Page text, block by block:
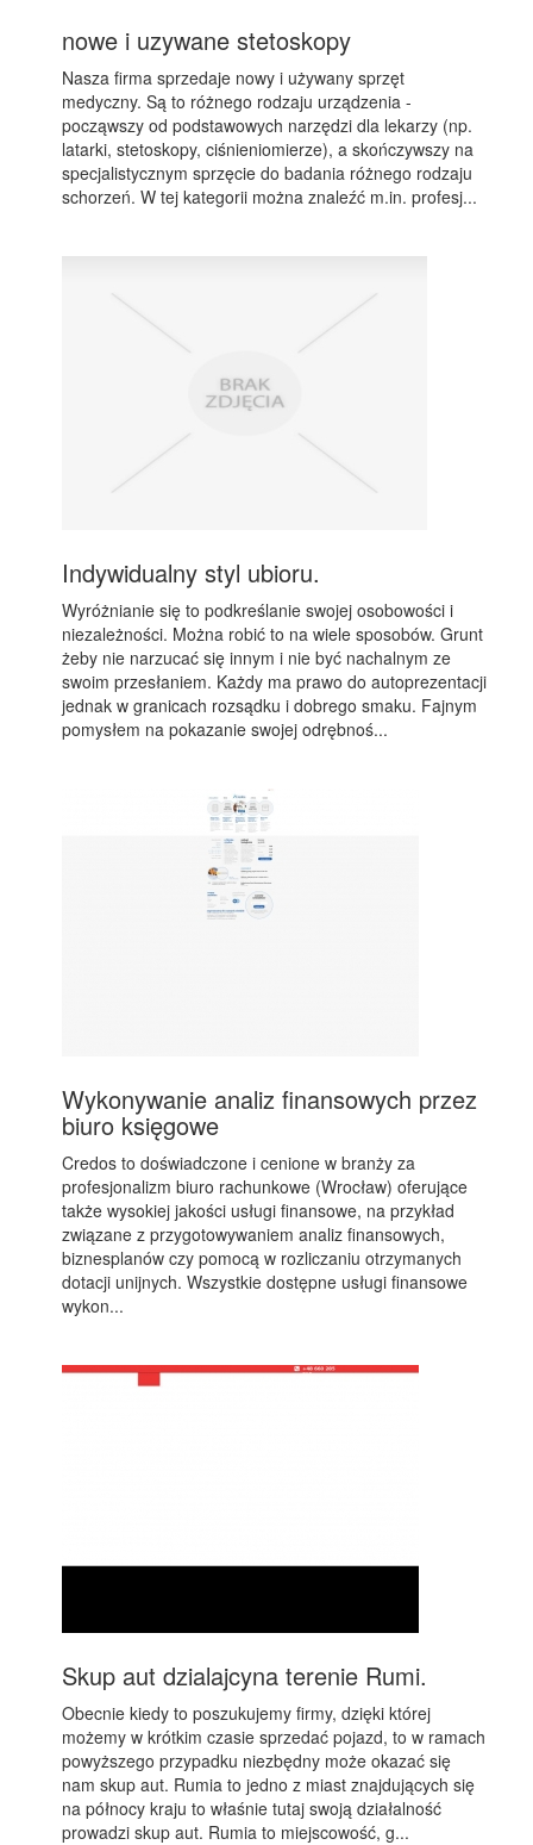
nowe i uzywane stetoskopy
Nasza firma sprzedaje nowy i używany sprzęt
medyczny. Są to różnego rodzaju urządzenia -
począwszy od podstawowych narzędzi dla lekarzy (np.
latarki, stetoskopy, ciśnieniomierze), a skończywszy na
specjalistycznym sprzęcie do badania różnego rodzaju
schorzeń. W tej kategorii można znaleźć m.in. profesj...
Indywidualny styl ubioru.
Wyróżnianie się to podkreślanie swojej osobowości i
niezależności. Można robić to na wiele sposobów. Grunt
żeby nie narzucać się innym i nie być nachalnym ze
swoim przesłaniem. Każdy ma prawo do autoprezentacji
jednak w granicach rozsądku i dobrego smaku. Fajnym
pomysłem na pokazanie swojej odrębnoś...
Wykonywanie analiz finansowych przez
biuro księgowe
Credos to doświadczone i cenione w branży za
profesjonalizm biuro rachunkowe (Wrocław) oferujące
także wysokiej jakości usługi finansowe, na przykład
związane z przygotowywaniem analiz finansowych,
biznesplanów czy pomocą w rozliczaniu otrzymanych
dotacji unijnych. Wszystkie dostępne usługi finansowe
wykon...
Skup aut dzialajcyna terenie Rumi.
Obecnie kiedy to poszukujemy firmy, dzięki której
możemy w krótkim czasie sprzedać pojazd, to w ramach
powyższego przypadku niezbędny może okazać się
nam skup aut. Rumia to jedno z miast znajdujących się
na północy kraju to właśnie tutaj swoją działalność
prowadzi skup aut. Rumia to miejscowość, g...